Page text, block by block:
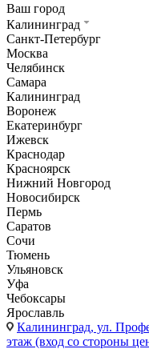
Ваш город
Калининград
Санкт-Петербург
Москва
Челябинск
Самара
Калининград
Воронеж
Екатеринбург
Ижевск
Краснодар
Красноярск
Нижний Новгород
Новосибирск
Пермь
Саратов
Сочи
Тюмень
Ульяновск
Уфа
Чебоксары
Ярославль
Калининград, ул.
этаж (вход со стороны